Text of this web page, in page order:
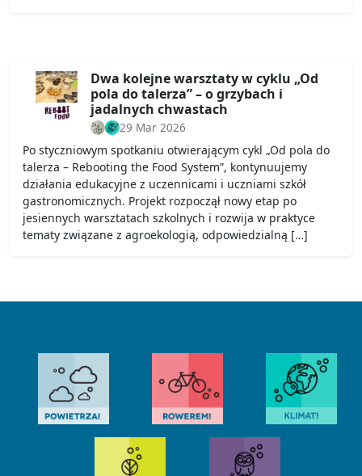
Dwa kolejne warsztaty w cyklu „Od
pola do talerza” – o grzybach i
jadalnych chwastach
29 Mar 2026
Po styczniowym spotkaniu otwierającym cykl „Od pola do
talerza – Rebooting the Food System”, kontynuujemy
działania edukacyjne z uczennicami i uczniami szkół
gastronomicznych. Projekt rozpoczął nowy etap po
jesiennych warsztatach szkolnych i rozwija w praktyce
tematy związane z agroekologią, odpowiedzialną […]